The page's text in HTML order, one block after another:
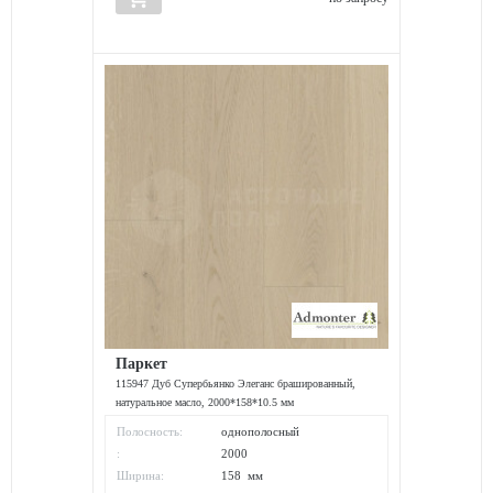
Паркет
115947 Дуб Супербьянко Элеганс брашированный,
натуральное масло, 2000*158*10.5 мм
Полосность:
однополосный
:
2000
Ширина:
158 мм